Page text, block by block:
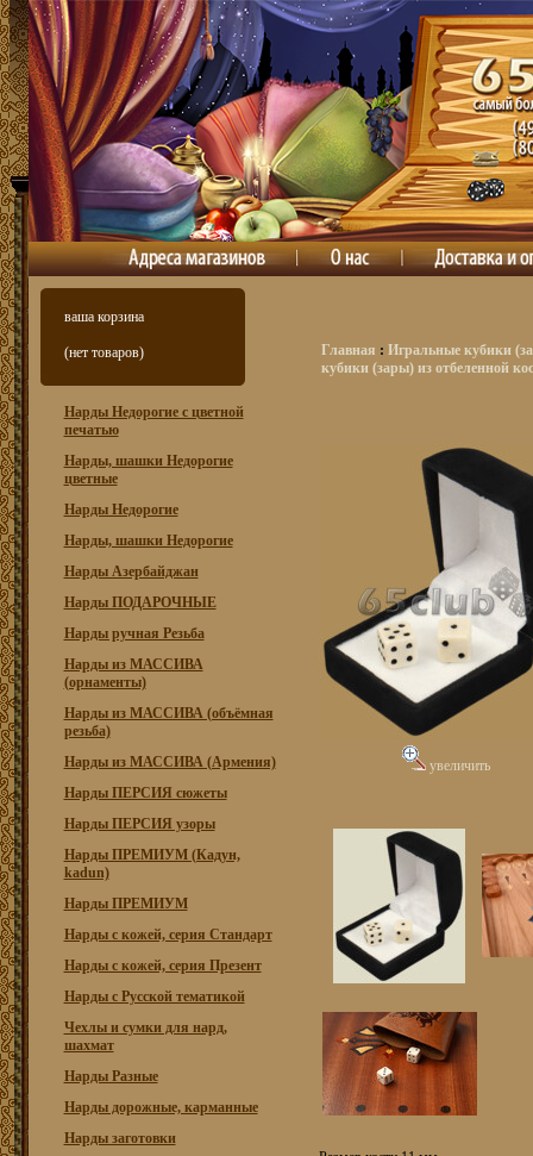
ваша корзина
(нет товаров)
Нарды Недорогие с цветной
печатью
Нарды, шашки Недорогие
цветные
Нарды Недорогие
Нарды, шашки Недорогие
Нарды Азербайджан
Нарды ПОДАРОЧНЫЕ
Нарды ручная Резьба
Нарды из МАССИВА
(орнаменты)
Нарды из МАССИВА (объёмная
резьба)
Нарды из МАССИВА (Армения)
Нарды ПЕРСИЯ сюжеты
Нарды ПЕРСИЯ узоры
Нарды ПРЕМИУМ (Кадун,
kadun)
Нарды ПРЕМИУМ
Нарды с кожей, серия Стандарт
Нарды с кожей, серия Презент
Нарды с Русской тематикой
Чехлы и сумки для нард,
шахмат
Нарды Разные
Нарды дорожные, карманные
Нарды заготовки
Главная : Игральные кубики
кубики (зары) из отбеленной
увеличить